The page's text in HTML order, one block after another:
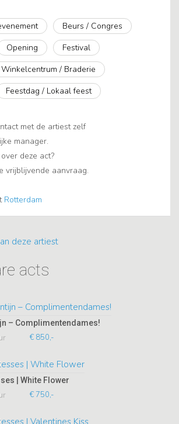
Beurs / Congres
Opening
Festival
Winkelcentrum / Braderie
Feestdag / Lokaal feest
met de artiest zelf
manager.
deze act?
vrijblijvende aanvraag.
Rotterdam
deze artiest
acts
– Complimentendames!
€ 850,-
| White Flower
€ 750,-